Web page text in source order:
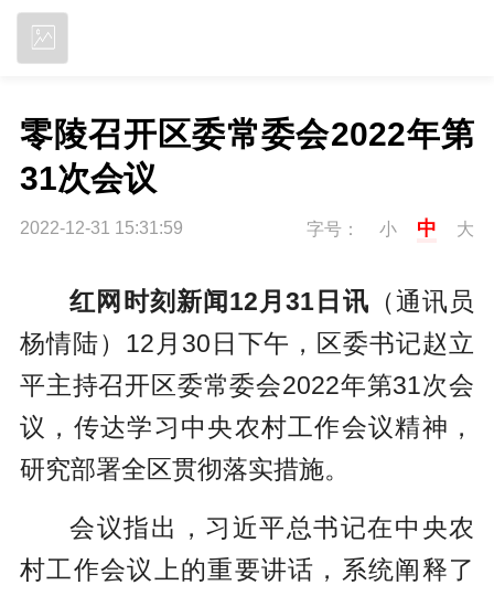
零陵召开区委常委会2022年第
31次会议
2022-12-31 15:31:59 字号： 小 中 大
红网时刻新闻12月31日讯 （通讯员
杨情陆）12月30日下午，区委书记赵立
平主持召开区委常委会2022年第31次会
议，传达学习中央农村工作会议精神，
研究部署全区贯彻落实措施。
会议指出，习近平总书记在中央农
村工作会议上的重要讲话，系统阐释了